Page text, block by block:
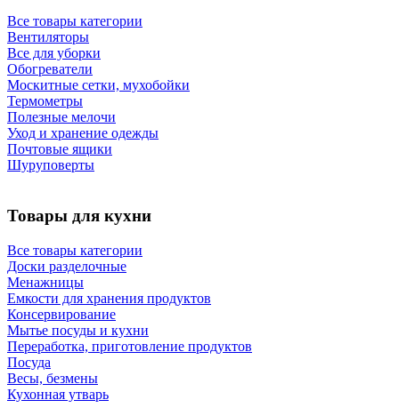
Все товары категории
Вентиляторы
Все для уборки
Обогреватели
Москитные сетки, мухобойки
Термометры
Полезные мелочи
Уход и хранение одежды
Почтовые ящики
Шуруповерты
Товары для кухни
Все товары категории
Доски разделочные
Менажницы
Емкости для хранения продуктов
Консервирование
Мытье посуды и кухни
Переработка, приготовление продуктов
Посуда
Весы, безмены
Кухонная утварь